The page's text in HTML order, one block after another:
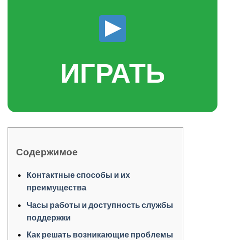
ИГРАТЬ
Содержимое
Контактные способы и их
преимущества
Часы работы и доступность службы
поддержки
Как решать возникающие проблемы